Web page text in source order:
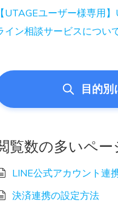
【UTAGEユーザー様専用
イン相談サービスについ
目的別
覧数の多いペー
LINE公式アカウント連
決済連携の設定方法